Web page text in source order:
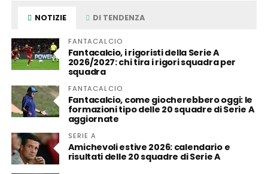
NOTIZIE DI TENDENZA
FANTACALCIO
Fantacalcio, i rigoristi della Serie A
2026/2027: chi tira i rigori squadra per
squadra
FANTACALCIO
Fantacalcio, come giocherebbero oggi: le
formazioni tipo delle 20 squadre di Serie A
aggiornate
SERIE A
Amichevoli estive 2026: calendario e
risultati delle 20 squadre di Serie A